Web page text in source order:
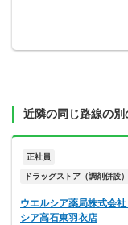
近隣の同じ路線の別
正社員
ドラッグストア（調剤併設）
ウエルシア薬局株式会
シア高石東羽衣店